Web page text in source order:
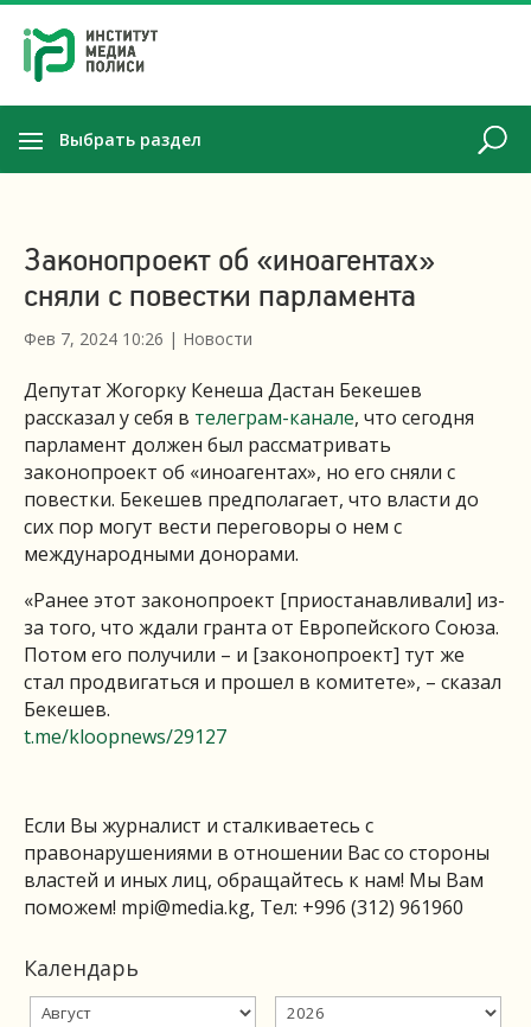
Выбрать раздел
Законопроект об «иноагентах»
сняли с повестки парламента
Фев 7, 2024 10:26 | Новости
Депутат Жогорку Кенеша Дастан Бекешев
рассказал у себя в телеграм-канале, что сегодня
парламент должен был рассматривать
законопроект об «иноагентах», но его сняли с
повестки. Бекешев предполагает, что власти до
сих пор могут вести переговоры о нем с
международными донорами.
«Ранее этот законопроект [приостанавливали] из-
за того, что ждали гранта от Европейского Союза.
Потом его получили – и [законопроект] тут же
стал продвигаться и прошел в комитете», – сказал
Бекешев.
t.me/kloopnews/29127
Если Вы журналист и сталкиваетесь с
правонарушениями в отношении Вас со стороны
властей и иных лиц, обращайтесь к нам! Мы Вам
поможем! mpi@media.kg, Тел: +996 (312) 961960
Календарь